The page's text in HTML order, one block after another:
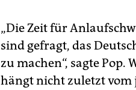
„Die Zeit für
sind gefragt, das
zu machen“, sagte
hängt nicht zuletzt vom